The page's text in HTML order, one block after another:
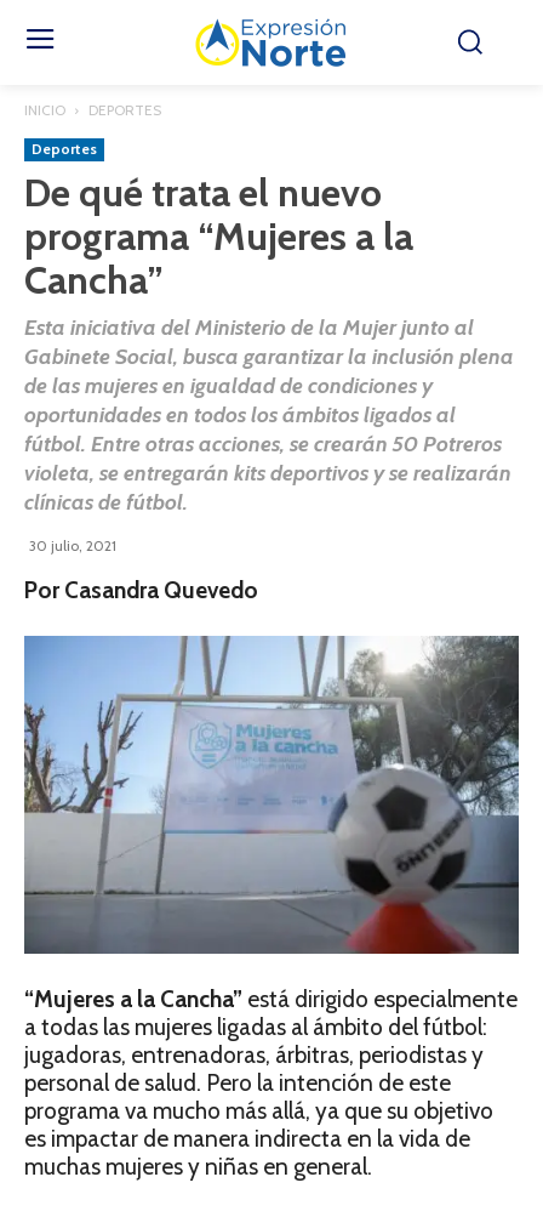
INICIO DEPORTES
Deportes
De qué trata el nuevo
programa “Mujeres a la
Cancha”
Esta iniciativa del Ministerio de la Mujer junto al
Gabinete Social, busca garantizar la inclusión plena
de las mujeres en igualdad de condiciones y
oportunidades en todos los ámbitos ligados al
fútbol. Entre otras acciones, se crearán 50 Potreros
violeta, se entregarán kits deportivos y se realizarán
clínicas de fútbol.
30 julio, 2021
Por Casandra Quevedo
“Mujeres a la Cancha” está dirigido especialmente
a todas las mujeres ligadas al ámbito del fútbol:
jugadoras, entrenadoras, árbitras, periodistas y
personal de salud. Pero la intención de este
programa va mucho más allá, ya que su objetivo
es impactar de manera indirecta en la vida de
muchas mujeres y niñas en general.